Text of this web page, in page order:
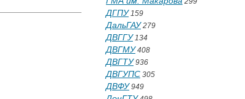
ДГПУ159
ДальГАУ279
ДВГГУ134
ДВГМУ408
ДВГТУ936
ДВГУПС 305
ДВФУ949